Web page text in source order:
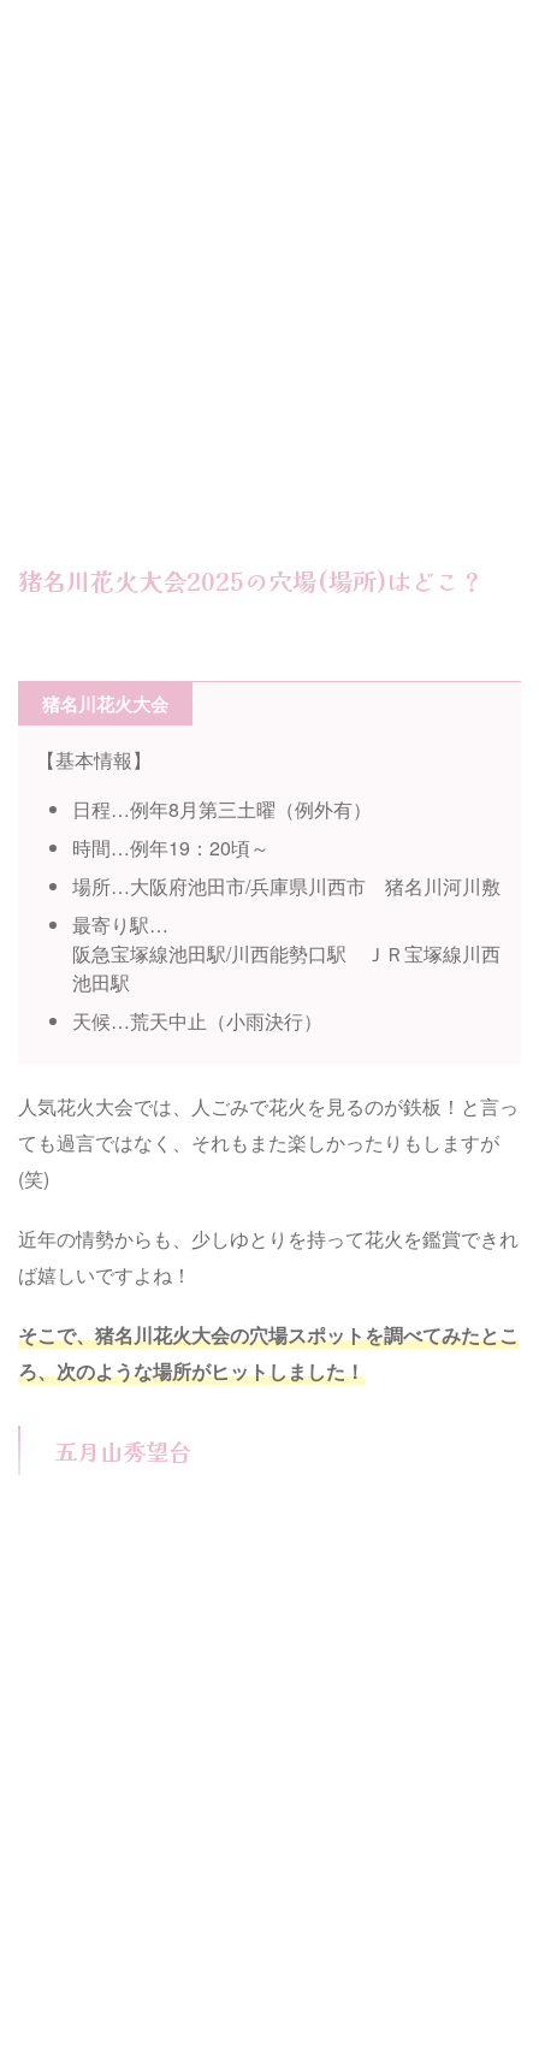
猪名川花火大会2025の穴場(場所)はどこ？
猪名川花火大会
【基本情報】
日程…例年8月第三土曜（例外有）
時間…例年19：20頃～
場所…大阪府池田市/兵庫県川西市 猪名川河川敷
最寄り駅…
阪急宝塚線池田駅/川西能勢口駅 ＪＲ宝塚線川西
池田駅
天候…荒天中止（小雨決行）
人気花火大会では、人ごみで花火を見るのが鉄板！と言っ
ても過言ではなく、それもまた楽しかったりもしますが
(笑)
近年の情勢からも、少しゆとりを持って花火を鑑賞できれ
ば嬉しいですよね！
そこで、猪名川花火大会の穴場スポットを調べてみたとこ
ろ、次のような場所がヒットしました！
五月山秀望台